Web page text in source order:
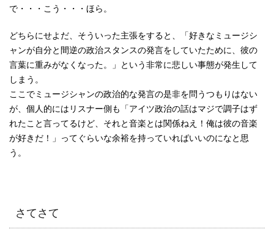
で・・・こう・・・ほら。
どちらにせよだ、そういった主張をすると、「好きなミュージシ
ャンが自分と間逆の政治スタンスの発言をしていたために、彼の
言葉に重みがなくなった。」という非常に悲しい事態が発生して
しまう。
ここでミュージシャンの政治的な発言の是非を問うつもりはない
が、個人的にはリスナー側も「アイツ政治の話はマジで調子はず
れたこと言ってるけど、それと音楽とは関係ねえ！俺は彼の音楽
が好きだ！」ってぐらいな余裕を持っていればいいのになと思
う。
さてさて